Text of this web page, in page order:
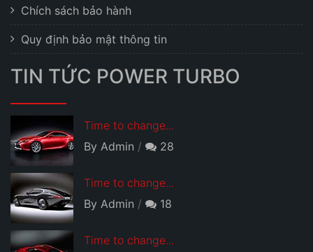
Chích sách bảo hành
Quy định bảo mật thông tin
TIN TỨC POWER TURBO
Time to change...
By Admin
28
Time to change...
By Admin
18
Time to change...